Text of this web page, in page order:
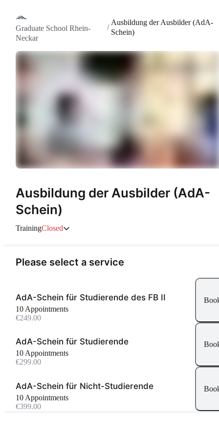
Graduate School Rhein-
Neckar
/
Ausbildung der Ausbilder (AdA-
Schein)
Ausbildung der Ausbilder (AdA-
Schein)
TrainingClosed
Please select a service
AdA-Schein für Studierende des FB II
10 Appointments
€249.00
AdA-Schein für Studierende
10 Appointments
€299.00
AdA-Schein für Nicht-Studierende
10 Appointments
€399.00